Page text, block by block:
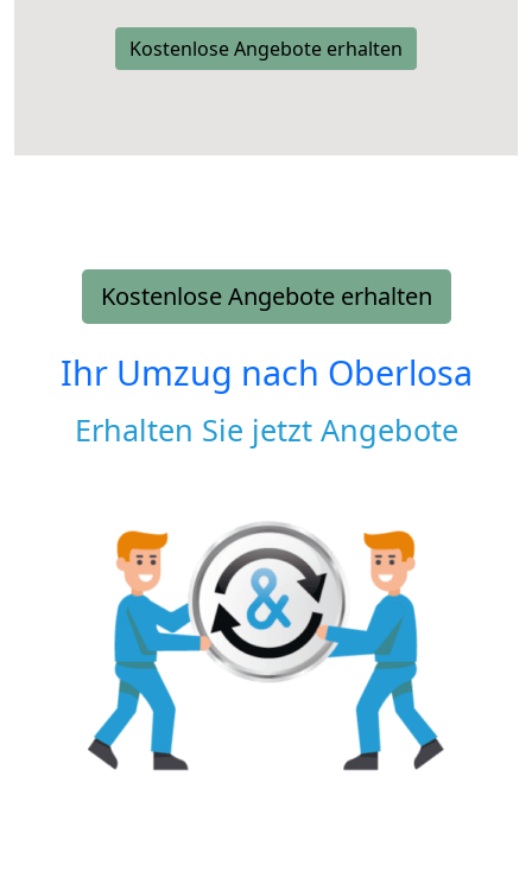
Kostenlose Angebote erhalten
Kostenlose Angebote erhalten
Ihr Umzug nach Oberlosa
Erhalten Sie jetzt Angebote